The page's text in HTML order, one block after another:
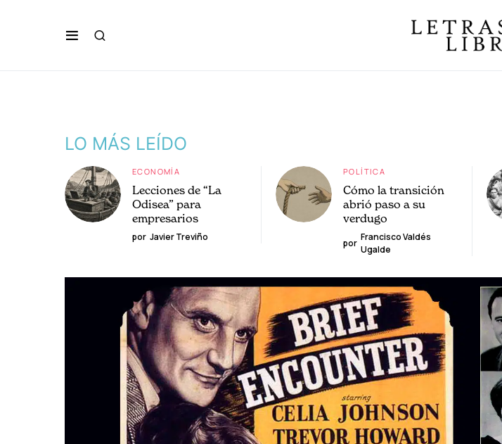
LO MÁS LEÍDO
ECONOMÍA
Lecciones de “La
Odisea” para
empresarios
por Javier Treviño
POLÍTICA
Cómo la transición
abrió paso a su
verdugo
por
Francisco Valdés
Ugalde